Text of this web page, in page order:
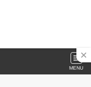
MENU